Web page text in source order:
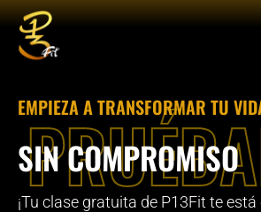
EMPIEZA A TRANSFORMAR TU
SIN COMPROMISO
¡Tu clase gratuita de P13Fit te